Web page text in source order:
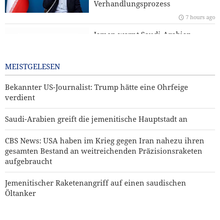
USA heben Sanktionen gegen drei mit den IRGC
Verhandlungsprozess
7 hours ago
Jemen warnt Saudi-Arabien
MEISTGELESEN
Bekannter US-Journalist: Trump hätte eine Ohrfeige
verdient
Saudi-Arabien greift die jemenitische Hauptstadt an
CBS News: USA haben im Krieg gegen Iran nahezu ihren
gesamten Bestand an weitreichenden Präzisionsraketen
aufgebraucht
Jemenitischer Raketenangriff auf einen saudischen
Öltanker